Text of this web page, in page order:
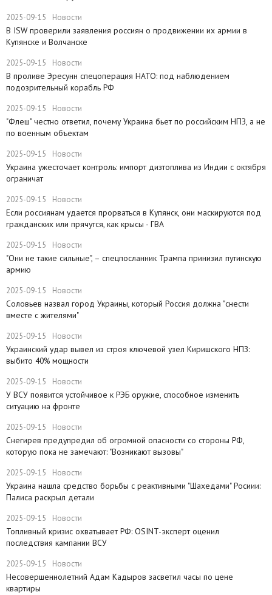
2025-09-15 Новости
В ISW проверили заявления россиян о продвижении их армии в
Купянске и Волчанске
2025-09-15 Новости
​В проливе Эресунн спецоперация НАТО: под наблюдением
подозрительный корабль РФ
2025-09-15 Новости
"Флеш" честно ответил, почему Украина бьет по российским НПЗ, а не
по военным объектам
2025-09-15 Новости
Украина ужесточает контроль: импорт дизтоплива из Индии с октября
ограничат
2025-09-15 Новости
Если россиянам удается прорваться в Купянск, они маскируются под
гражданских или прячутся, как крысы - ГВА
2025-09-15 Новости
"Они не такие сильные", – спецпосланник Трампа принизил путинскую
армию
2025-09-15 Новости
Соловьев назвал город Украины, который Россия должна "снести
вместе с жителями"
2025-09-15 Новости
​Украинский удар вывел из строя ключевой узел Киришского НПЗ:
выбито 40% мощности
2025-09-15 Новости
У ВСУ появится устойчивое к РЭБ оружие, способное изменить
ситуацию на фронте
2025-09-15 Новости
Снегирев предупредил об огромной опасности со стороны РФ,
которую пока не замечают: "Возникают вызовы"
2025-09-15 Новости
​Украина нашла средство борьбы с реактивными "Шахедами" Росиии:
Палиса раскрыл детали
2025-09-15 Новости
​Топливный кризис охватывает РФ: OSINT-эксперт оценил
последствия кампании ВСУ
2025-09-15 Новости
Несовершеннолетний Адам Кадыров засветил часы по цене
квартиры